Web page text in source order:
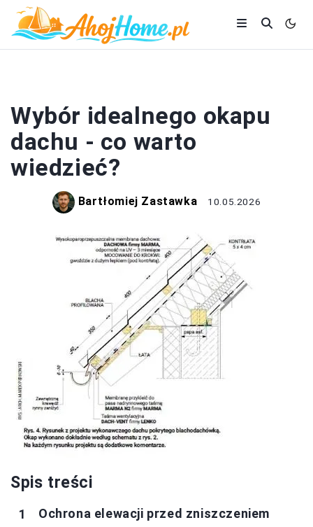
Wybór idealnego okapu
dachu - co warto
wiedzieć?
Bartłomiej Zastawka 10.05.2026
Spis treści
Ochrona elewacji przed zniszczeniem